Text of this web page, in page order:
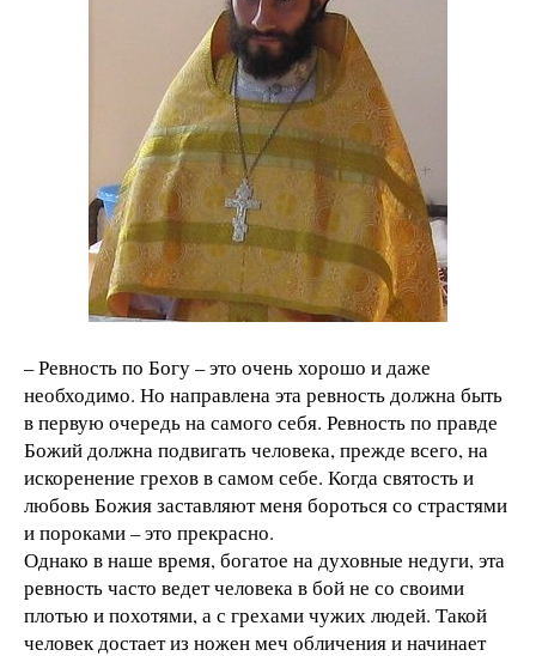
– Ревность по Богу – это очень хорошо и даже
необходимо. Но направлена эта ревность должна быть
в первую очередь на самого себя. Ревность по правде
Божий должна подвигать человека, прежде всего, на
искоренение грехов в самом себе. Когда святость и
любовь Божия заставляют меня бороться со страстями
и пороками – это прекрасно.
Однако в наше время, богатое на духовные недуги, эта
ревность часто ведет человека в бой не со своими
плотью и похотями, а с грехами чужих людей. Такой
человек достает из ножен меч обличения и начинает